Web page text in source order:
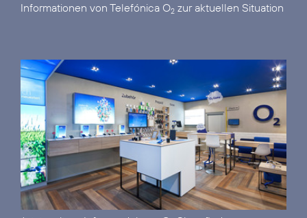
Informationen von Telefónica O2 zur aktuellen Situation